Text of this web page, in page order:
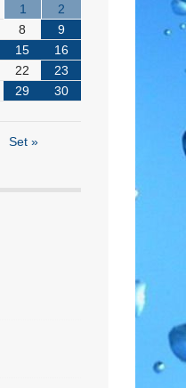
1
2
8
9
15
16
22
23
29
30
Set »